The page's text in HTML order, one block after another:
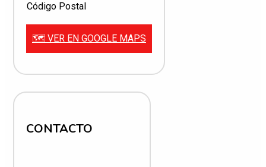
Código Postal
🗺️ VER EN GOOGLE MAPS
CONTACTO